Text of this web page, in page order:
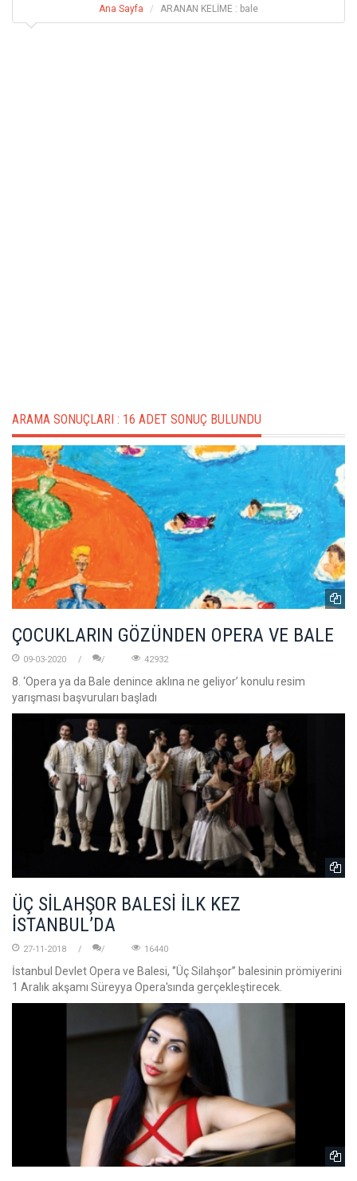
Ana Sayfa ARANAN KELİME : bale
ARAMA SONUÇLARI : 16 ADET SONUÇ BULUNDU
ÇOCUKLARIN GÖZÜNDEN OPERA VE BALE
09-03-2020 42932
8. ‘Opera ya da Bale denince aklına ne geliyor’ konulu resim
yarışması başvuruları başladı
ÜÇ SİLAHŞOR BALESİ İLK KEZ
İSTANBUL’DA
27-11-2018 16440
İstanbul Devlet Opera ve Balesi, ‘’Üç Silahşor’’ balesinin prömiyerini
1 Aralık akşamı Süreyya Opera'sında gerçekleştirecek.